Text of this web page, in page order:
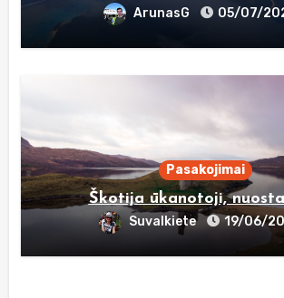
ArunasG 05/07/
Pasakojimai
Škotija ūkanotoji,
Suvalkiete 19/06/